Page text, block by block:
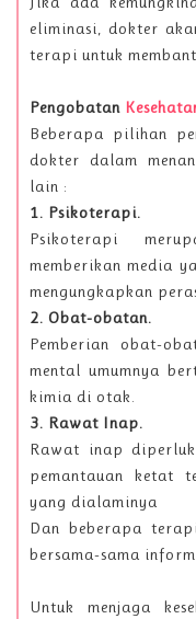
eliminasi, dokter
terapi untuk
Pengobatan
Beberapa pilihan
dokter dalam
lain :
1. Psikoterapi.
Psikoterapi
memberikan media
mengungkapkan
2. Obat-obatan.
Pemberian obat-
mental umumnya
kimia di otak.
3. Rawat Inap.
Rawat inap
pemantauan ketat
yang dialaminya
Dan beberapa
bersama-sama
Untuk menjaga